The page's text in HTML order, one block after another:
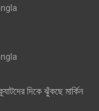
দিকে ঝুঁকছে মার্কিন